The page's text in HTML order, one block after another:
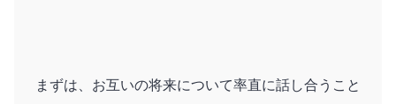
まずは、お互いの将来について率直に話し合うこと